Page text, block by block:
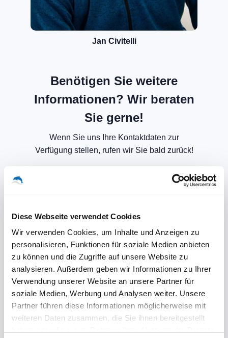
Diese Webseite verwendet Cookies
Wir verwenden Cookies, um Inhalte und Anzeigen zu
personalisieren, Funktionen für soziale Medien anbieten
zu können und die Zugriffe auf unsere Website zu
analysieren. Außerdem geben wir Informationen zu Ihrer
Verwendung unserer Website an unsere Partner für
soziale Medien, Werbung und Analysen weiter. Unsere
Partner führen diese Informationen möglicherweise mit
weiteren Daten zusammen, die Sie ihnen bereitgestellt
Jan Civitelli
Benötigen Sie weitere
Informationen? Wir beraten
Sie gerne!
Wenn Sie uns Ihre Kontaktdaten zur
Verfügung stellen, rufen wir Sie bald zurück!
Mit dem Absenden des Formulars
akzeptieren Sie unsere
Datenschutzbestimmungen.